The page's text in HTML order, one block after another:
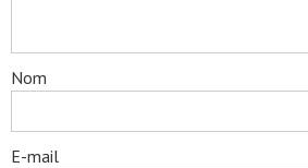
Nom
E-mail